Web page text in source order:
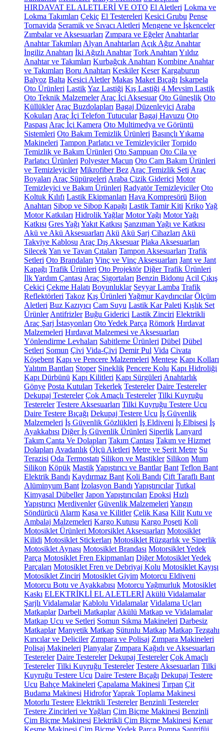
HIRDAVAT EL ALETLERİ VE OTO El Aletleri Lokma ve
Lokma Takımları Çekiç El Testereleri Kesici Grubu Pense
Tornavida Seramik ve Sıvacı Aletleri Mengene ve İşkenceler
Zımbalar ve Aksesuarları Zımpara ve Eğeler Anahtarlar
Anahtar Takımları Alyan Anahtarları Açık Ağız Anahtar
İngiliz Anahtarı İki Ağızlı Anahtar Tork Anahtarı Yıldız
Anahtar ve Takımları Kurbağcık Anahtarı Kombine Anahtar
ve Takımları Boru Anahtarı Keskiler Keser Kargaburun
Balyoz Balta Kesici Aletler Makas Maket Bıçağı Iskarpela
Oto Ürünleri LastikYaz Lastiği Kış Lastiği 4 Mevsim Lastik
Oto Teknik Malzemeler Araç İçi Aksesuar Oto Güneşlik Oto
Küllükler Araç Buzdolapları Bagaj Düzenleyici Araba
Kokuları Araç İçi Telefon Tutucular Bagaj Havuzu Oto
Paspası Araç İçi Kamera Oto Multimedya ve Görüntü
Sistemleri Oto Bakım Temizlik Ürünleri Basınçlı Yıkama
Makineleri Tampon Parlatıcı ve Temizleyiciler Torpido
Temizlik ve Bakım Ürünleri Oto Şampuan Oto Cila ve
Parlatıcı Ürünleri Polyester Macun Oto Cam Bakım Ürünleri
ve Temizleyiciler Mikrofiber Bez Araç Temizlik Seti Araç
Boyaları Araç Süpürgeleri Araba Çizik Giderici Motor
Temizleyici ve Bakım Ürünleri Radyatör Temizleyiciler Oto
Koltuk Kılıfı Lastik Ekipmanları Hava Kompresörü Bijon
Anahtarı Sibop ve Sibop Kapağı Lastik Tamir Kiti KrikoYağ
Motor Katkıları Hidrolik Yağlar Motor Yağı Motor Yağı
Katkısı Gres Yağı Yakıt Katkısı Şanzıman Yağı ve Katkısı
Akü ve Akü Aksesuarları Akü Akü Şarj Cihazları Akü
Takviye Kablosu Araç Dış Aksesuar Plaka Aksesuarları
SilecekYan ve Tavan Çıtaları Tampon Aksesuarları Trafik
Setleri Oto Brandaları Vinç ve Vinç Aksesuarları Jant ve Jant
Kapağı Trafik Ürünleri Oto Projektör Diğer Trafik Ürünleri
İlk Yardım Çantası Araç Sigortaları Benzin Bidonu Acil Çıkış
Çekici Çekme Halatı Boyunluklar Seyyar Lamba Trafik
Reflektörleri Takoz Kış Ürünleri Yağmur Kaydırıcılar Ölçüm
Aletleri Buz Kazıyıcı Cam Suyu Lastik Kar Paleti Kışlık Set
Ürünler Antifrizler Buğu Giderici Lastik Zinciri Elektrikli
Araç Şarj İstasyonları Oto Yedek Parça Römork Hırdavat
Malzemeleri Hırdavat Malzemesi ve Aksesuarları
Yönlendirme Levhaları Sabitleme Ürünleri Dübel Dübel
Setleri Somun Çivi Vida-Çivi Demir Pul Vida Civata
Köşebent Kapı ve Pencere Malzemeleri Menteşe Kapı Kolları
Yalıtım Bantları Stoper Sineklik Pencere Kolu Kapı Hidroliği
Kapı Dürbünü Kapı Kilitleri Kapı Sürgüleri Anahtarlık
Gönye Posta Kutuları Tekerlek Testereler Daire Testereler
Dekupaj Testereler Çok Amaçlı Testereler Tilki Kuyruğu
Testereler Testere Aksesuarları Tilki Kuyruğu Testere Ucu
Daire Testere Bıçağı Dekupaj Testere Ucu İş Güvenlik
Malzemeleri İş Güvenlik Gözlükleri İş Eldiveni İş Elbisesi İş
Ayakkabısı Diğer İş Güvenlik Ürünleri Siperlik Lanyard
Takım Çanta Ve Dolapları Takım Çantası Takım ve Hizmet
Dolapları Avadanlık Ölçü Aletleri Metre ve Şerit Metre Su
Terazisi Oda Termostatı Silikon ve Mastikler Silikon Mum
Silikon Köpük MastikYapıştırıcı ve Bantlar Bant Teflon Bant
Elektrik Bandı Kaydırmaz Bant Koli Bandı Çift Taraflı Bant
Alüminyum Bant İzolasyon Bandı Yapıştırıcılar Tutkal
Kimyasal Dübeller Japon Yapıştırıcıları Epoksi Hızlı
Yapıştırıcı Merdivenler Güvenlik Malzemeleri Yangın
Söndürücü Alarm Kasa ve Kilitler Çelik Kasa Kilit Kutu ve
Ambalaj Malzemeleri Kargo Kutusu Kargo Poşeti Koli
Motosiklet Ürünleri Motorsiklet Aksesuarları Motosiklet
Kilidi Motosiklet Stickerları Motosiklet Rüzgarlık ve Siperlik
Motosiklet Aynası Motosiklet Brandası Motorsiklet Yedek
Parça Motosiklet Fren Ekipmanları Diğer Motosiklet Yedek
Parçaları Motosiklet Fren ve Debriyaj Kolu Motosiklet Kayışı
Motosiklet Zinciri Motosiklet Giyim Motorcu Eldiveni
Motorcu Botu ve Ayakkabısı Motorcu Yağmurluk Motosiklet
Kaskı ELEKTRİKLİ EL ALETLERİ Akülü Vidalamalar
Şarjlı Vidalamalar Kablolu Vidalamalar Vidalama Uçları
Matkaplar Darbeli Matkaplar Akülü Matkap ve Vidalamalar
Matkap Ucu ve Setleri Somun Sıkma Makineleri Darbesiz
Matkaplar Manyetik Matkap Sütunlu Matkap Matkap Tezgahı
Kırıcılar ve Deliciler Zımpara ve Polisaj Zımpara Makineleri
Polisaj Makineleri Planyalar Zımpara Kağıdı ve Aksesuarları
Testereler Daire Testereler Dekupaj Testereler Çok Amaçlı
Testereler Tilki Kuyruğu Testereler Testere Aksesuarları Tilki
Kuyruğu Testere Ucu Daire Testere Bıçağı Dekupaj Testere
Ucu Bahçe Makineleri Çapalama Makinesi Tırpan Çit
Budama Makinesi HidroforYaprak Toplama Makinesi
Motorlu Testere Elektrikli Testereler Benzinli Testereler
Testere Zincirleri ve Yağları Çim Biçme Makinesi Benzinli
Çim Biçme Makinesi Elektrikli Çim Biçme Makinesi Kenar
Kesme Makinesi Çim Biçme Yedek Parça Pompa Santrifüj